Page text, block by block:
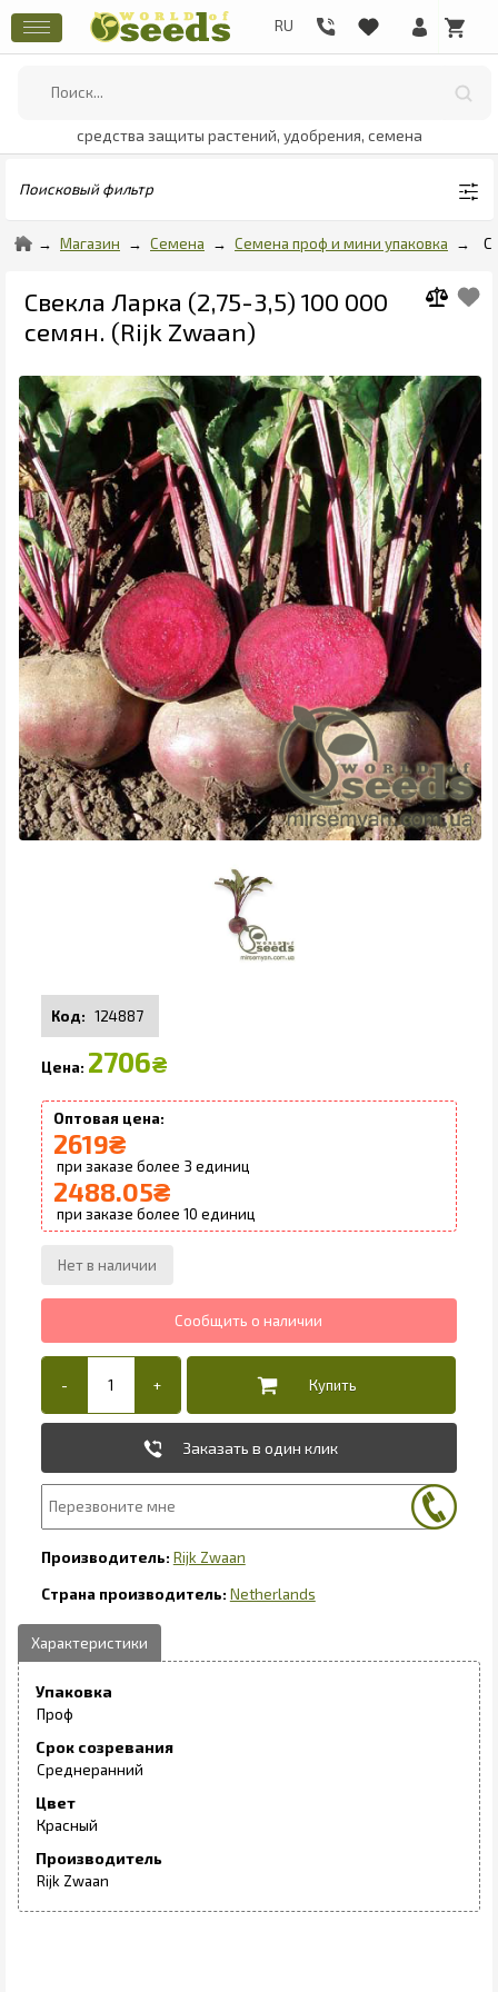
средства защиты растений, удобрения, семена
Поисковый фильтр
Магазин Семена Семена проф и мини упаковка
Свекла Ларка (2,75-3,5) 100 000
семян. (Rijk Zwaan)
124887
2706₴
2619₴
3
2488.05₴
10
Заказать в один клик
Rijk Zwaan
Netherlands
Упаковка
Проф
Срок созревания
Среднеранний
Цвет
Красный
Производитель
Rijk Zwaan